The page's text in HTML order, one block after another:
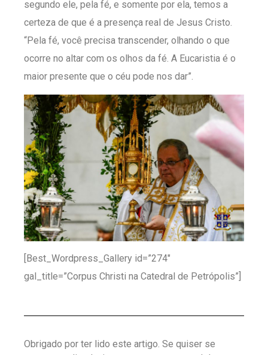
segundo ele, pela fé, e somente por ela, temos a
certeza de que é a presença real de Jesus Cristo.
“Pela fé, você precisa transcender, olhando o que
ocorre no altar com os olhos da fé. A Eucaristia é o
maior presente que o céu pode nos dar”.
[Best_Wordpress_Gallery id=”274″
gal_title=”Corpus Christi na Catedral de Petrópolis”]
Obrigado por ter lido este artigo. Se quiser se